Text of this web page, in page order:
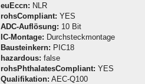
euEccn: NLR
rohsCompliant: YES
ADC-Auflösung: 10 Bit
IC-Montage: Durchsteckmontage
Bausteinkern: PIC18
hazardous: false
rohsPhthalatesCompliant: YES
Qualifikation: AEC-Q100